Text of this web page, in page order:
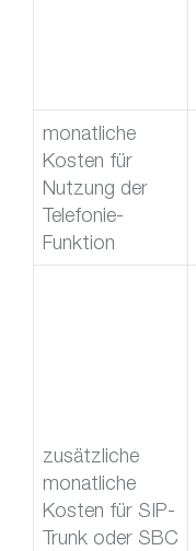
monatliche
Kosten für
Nutzung der
Telefonie-
Funktion
zusätzliche
monatliche
Kosten für SIP-
Trunk oder SBC